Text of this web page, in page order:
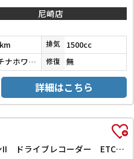
尼崎店
排気 1500cc
プラチナホワイトパール 修復 無
詳細はこちら
ハイウェイスター VセレクションII ドライブレコーダー ETC バックカメラ サイドカメラ ナビ TV クリアランスソナー オートクルーズコントロール パークアシスト 衝突被害軽減システム 両側電動スライドドア オートライト